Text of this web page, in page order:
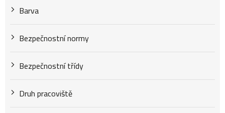
ů
Barva
Bezpečnostní normy
Bezpečnostní třídy
Druh pracoviště